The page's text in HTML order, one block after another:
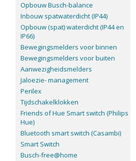
Opbouw Busch-balance
Inbouw spatwaterdicht (IP44)
Opbouw (spat) waterdicht (IP44 en
IP66)
Bewegingsmelders voor binnen
Bewegingsmelders voor buiten
Aanwezigheidsmelders
Jaloezie- management
Perilex
Tijdschakelklokken
Friends of Hue Smart switch (Philips
Hue)
Bluetooth smart switch (Casambi)
Smart Switch
Busch-free@home